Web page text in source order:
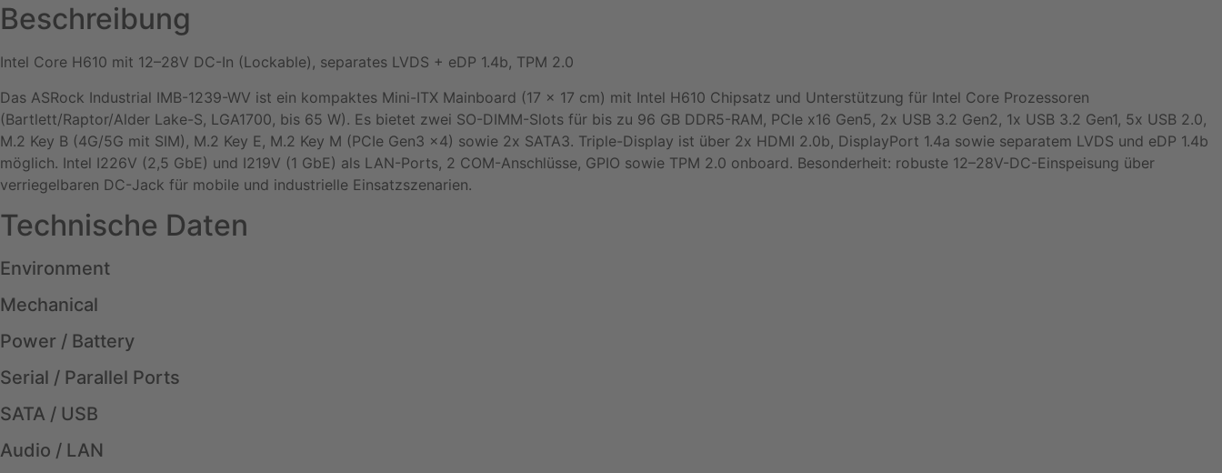
Beschreibung
Intel Core H610 mit 12–28V DC-In (Lockable), separates LVDS + eDP 1.4b, TPM 2.0
Das ASRock Industrial IMB-1239-WV ist ein kompaktes Mini-ITX Mainboard (17 x 17 cm) mit Intel H610 Chipsatz und Unterstützung für Intel Core Prozessoren
(Bartlett/Raptor/Alder Lake-S, LGA1700, bis 65 W). Es bietet zwei SO-DIMM-Slots für bis zu 96 GB DDR5-RAM, PCIe x16 Gen5, 2x USB 3.2 Gen2, 1x USB 3.2 Gen1, 5x USB 2.0,
M.2 Key B (4G/5G mit SIM), M.2 Key E, M.2 Key M (PCIe Gen3 x4) sowie 2x SATA3. Triple-Display ist über 2x HDMI 2.0b, DisplayPort 1.4a sowie separatem LVDS und eDP 1.4b
möglich. Intel I226V (2,5 GbE) und I219V (1 GbE) als LAN-Ports, 2 COM-Anschlüsse, GPIO sowie TPM 2.0 onboard. Besonderheit: robuste 12–28V-DC-Einspeisung über
verriegelbaren DC-Jack für mobile und industrielle Einsatzszenarien.
Technische Daten
Environment
Mechanical
Power / Battery
Serial / Parallel Ports
SATA / USB
Audio / LAN